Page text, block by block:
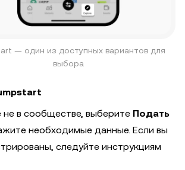
— один из доступных вариантов для
выбора
в сообществе, выберите Подать
необходимые данные. Если вы
следуйте инструкциям